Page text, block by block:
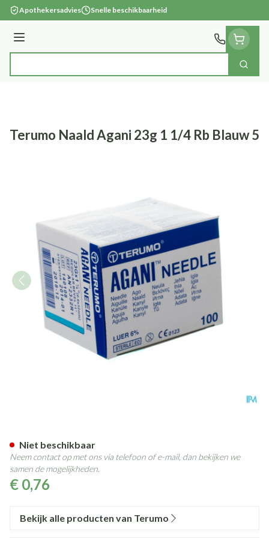
Ga naar de inhoud
Apothekersadvies Snelle beschikbaarheid
Menu
Zoek
Terumo Naald Agani 23g 1 1/4 Rb Blauw 5
€ 0,76
Niet beschikbaar
Neem contact op met ons via telefoon of e-mail, dan bekijken we
samen de mogelijkheden.
Bekijk alle producten van Terumo